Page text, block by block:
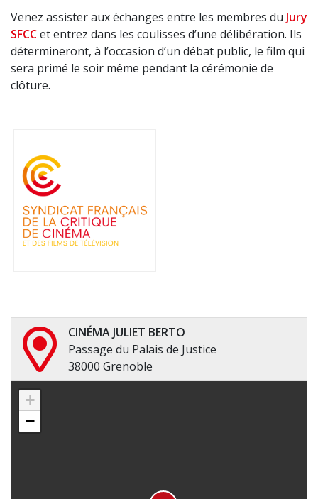
Venez assister aux échanges entre les membres du Jury
SFCCet entrez dans les coulisses d’une délibération. Ils
détermineront, à l’occasion d’un débat public, le film qui
sera primé le soir même pendant la cérémonie de
clôture.
CINÉMA JULIET BERTO
Passage du Palais de Justice
38000 Grenoble
+
−